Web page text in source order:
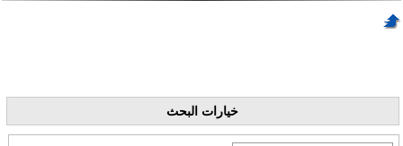
خيارات البحث